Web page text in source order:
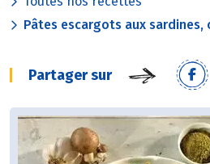
Pâtes escargots aux sardines,
Partager sur